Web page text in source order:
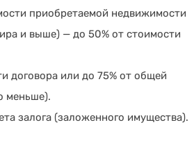
приобретаемой недвижимости
и выше) — до 50% от стоимости
договора или до 75% от общей
меньше).
залога (заложенного имущества).